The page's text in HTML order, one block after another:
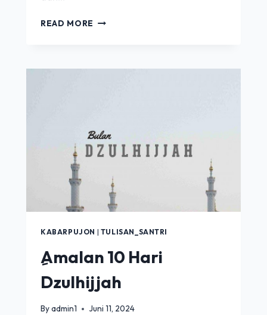
READ MORE HADITS
HATI
KABARPUJON | TULISAN_SANTRI
ِAmalan 10 Hari
Dzulhijjah
Byadmin1 Juni 11, 2024